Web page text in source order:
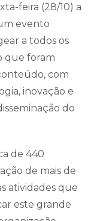
feira (28/10) a
evento
a todos os
que foram
com
inovação e
do
de 440
de mais de
atividades que
este grande